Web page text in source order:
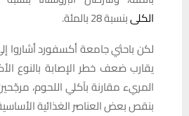
الكلىبنسبة 28 بالمئة.
لكن باحثي جامعة أكسفورد أشاروا
يقارب ضعف خطر الإصابة بالنوع
المريء مقارنة بآكلي اللحوم،
بنقص بعض العناصر الغذائية